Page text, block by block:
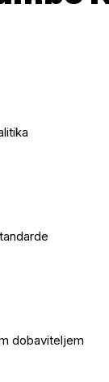
dobaviteljem